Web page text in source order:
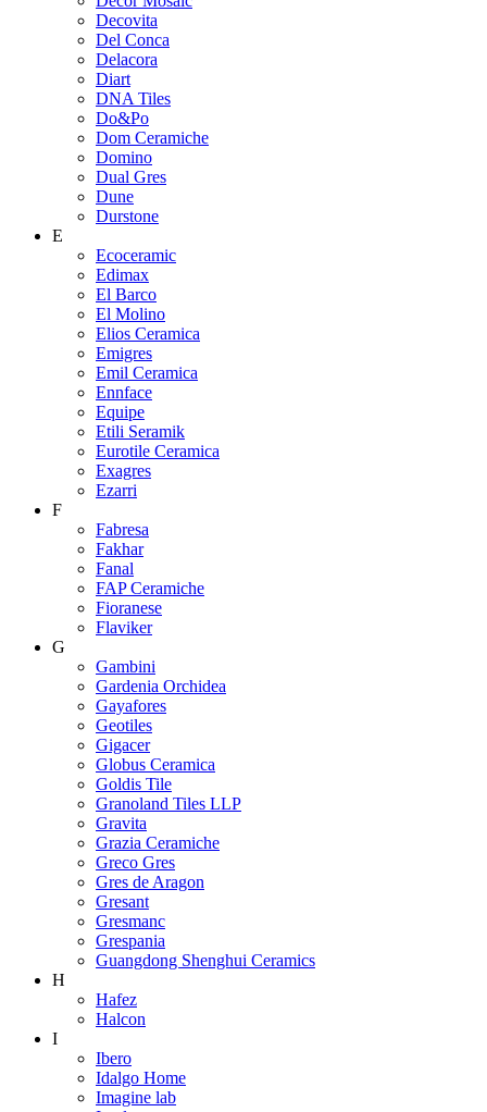
Decovita
Del Conca
Delacora
Diart
DNA Tiles
Do&Po
Dom Ceramiche
Domino
Dual Gres
Dune
Durstone
E
Ecoceramic
Edimax
El Barco
El Molino
Elios Ceramica
Emigres
Emil Ceramica
Ennface
Equipe
Etili Seramik
Eurotile Ceramica
Exagres
Ezarri
F
Fabresa
Fakhar
Fanal
FAP Ceramiche
Fioranese
Flaviker
G
Gambini
Gardenia Orchidea
Gayafores
Geotiles
Gigacer
Globus Ceramica
Goldis Tile
Granoland Tiles LLP
Gravita
Grazia Ceramiche
Greco Gres
Gres de Aragon
Gresant
Gresmanc
Grespania
Guangdong Shenghui Ceramics
H
Hafez
Halcon
I
Ibero
Idalgo Home
Imagine lab